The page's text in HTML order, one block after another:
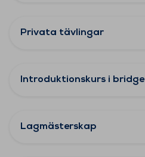
Privata tävlingar
Introduktionskurs i bridge
Lagmästerskap